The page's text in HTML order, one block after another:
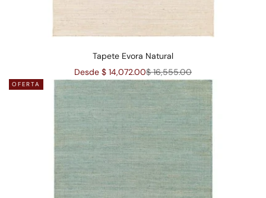
Tapete Evora Natural
Precio de oferta
Desde $ 14,072.00Precio normal
$ 16,555.00
OFERTA